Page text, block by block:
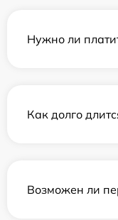
Нужно ли
Как долго
Возможен ли